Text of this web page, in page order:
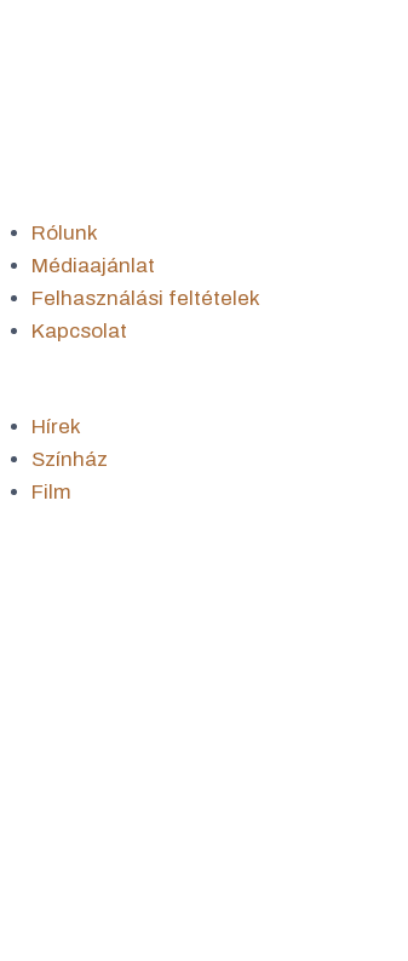
Rólunk
Médiaajánlat
Felhasználási feltételek
Kapcsolat
Hírek
Színház
Film